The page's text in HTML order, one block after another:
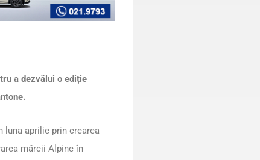
a dezvălui o ediție
luna aprilie prin crearea
mărcii Alpine în